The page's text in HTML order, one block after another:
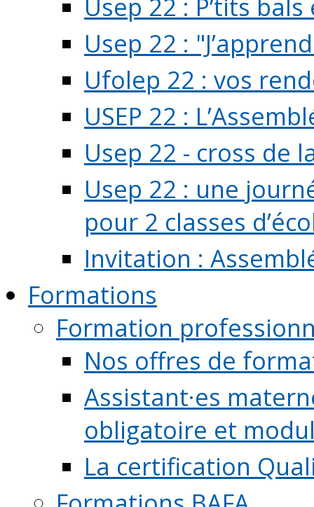
Usep 22 : P’tits
Usep 22 :
Ufolep 22 : vos
USEP 22 :
Usep 22 - cross de
Usep 22 : une
pour 2 classes
Invitation :
Formations
Formation
Nos offres de
Assistant·es
obligatoire et
La certification